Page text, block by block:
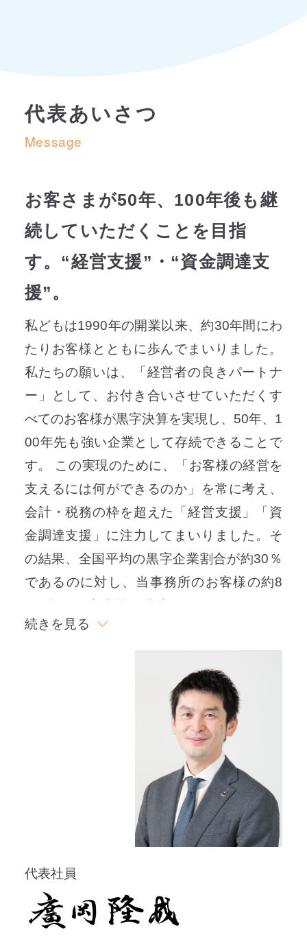
代表あいさつ
Message
お客さまが50年、100年後も継
続していただくことを目指
す。“経営支援”・“資金調達支
援”。
私どもは1990年の開業以来、約30年間にわ
たりお客様とともに歩んでまいりました。
私たちの願いは、「経営者の良きパートナ
ー」として、お付き合いさせていただくす
べてのお客様が黒字決算を実現し、50年、1
00年先も強い企業として存続できることで
す。 この実現のために、「お客様の経営を
支えるには何ができるのか」を常に考え、
会計・税務の枠を超えた「経営支援」「資
金調達支援」に注力してまいりました。そ
の結果、全国平均の黒字企業割合が約30％
であるのに対し、当事務所のお客様の約8
代の経営環境はますます複雑化・多様化し
ており、今後求められるサービスは、より
幅広く、質が高く、スピーディーであるこ
とが不可欠です。そのため、長年培ったノ
ウハウを活用するとともに、専門性のさら
なる追求と、組織としての総合力の向上に
努めてまいります。 どんな些細なお悩みで
も構いませんので、ぜひお気軽にご相談く
ださい。 私たちのサポートが、お客様の問
題解決の一助となることを心より願ってお
く、努力を続けてまいります。引き続き、
変わらぬご支援とご指導を賜りますよう、
続きを見る
代表社員